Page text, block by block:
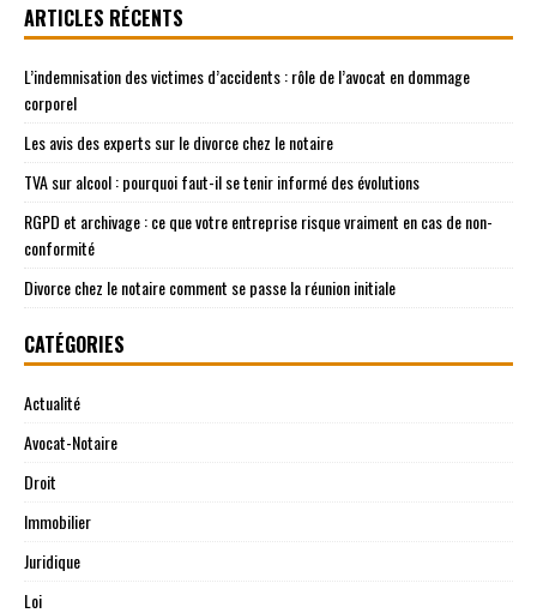
ARTICLES RÉCENTS
L’indemnisation des victimes d’accidents : rôle de l’avocat en dommage
corporel
Les avis des experts sur le divorce chez le notaire
TVA sur alcool : pourquoi faut-il se tenir informé des évolutions
RGPD et archivage : ce que votre entreprise risque vraiment en cas de non-
conformité
Divorce chez le notaire comment se passe la réunion initiale
CATÉGORIES
Actualité
Avocat-Notaire
Droit
Immobilier
Juridique
Loi